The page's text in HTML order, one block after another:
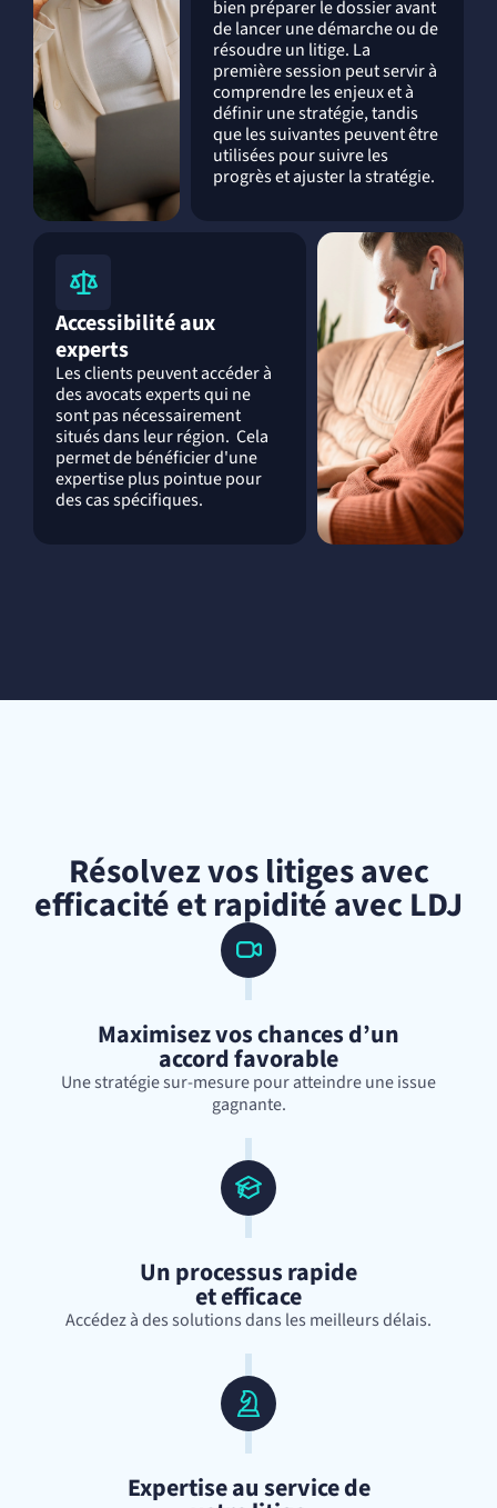
bien préparer le dossier avant
de lancer une démarche ou de
résoudre un litige. La
première session peut servir à
comprendre les enjeux et à
définir une stratégie, tandis
que les suivantes peuvent être
utilisées pour suivre les
progrès et ajuster la stratégie.
Accessibilité aux
experts
Les clients peuvent accéder à
des avocats experts qui ne
sont pas nécessairement
situés dans leur région. Cela
permet de bénéficier d'une
expertise plus pointue pour
des cas spécifiques.
Résolvez vos litiges avec
efficacité et rapidité avec LDJ
Maximisez vos chances d’un
accord favorable
Une stratégie sur-mesure pour atteindre une issue
gagnante.
Un processus rapide
et efficace
Accédez à des solutions dans les meilleurs délais.
Expertise au service de